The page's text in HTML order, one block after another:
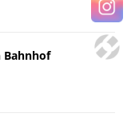
Bahnhof